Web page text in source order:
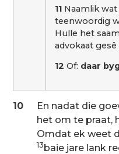
11 Naamlik wat
teenwoordig
Hulle het
advokaat gesê
12 Of: daar
10
En nadat die
het om te praat,
Omdat ek weet
13baie jare lank